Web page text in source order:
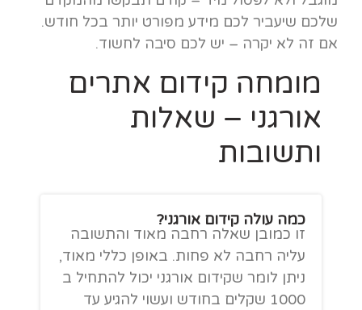
שלכם שיעביר לכם מידע מפורט יותר בכל חודש.
אם זה לא יקרה – יש לכם סיבה לחשוד.
מומחה קידום אתרים
אורגני – שאלות
ותשובות
כמה עולה קידום אורגני?
זו כמובן שאלה רחבה מאוד והתשובה
עליה רחבה לא פחות. באופן כללי מאוד,
ניתן לומר שקידום אורגני יכול להתחיל ב
1000 שקלים בחודש ועשוי להגיע עד